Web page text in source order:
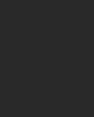
Berthold